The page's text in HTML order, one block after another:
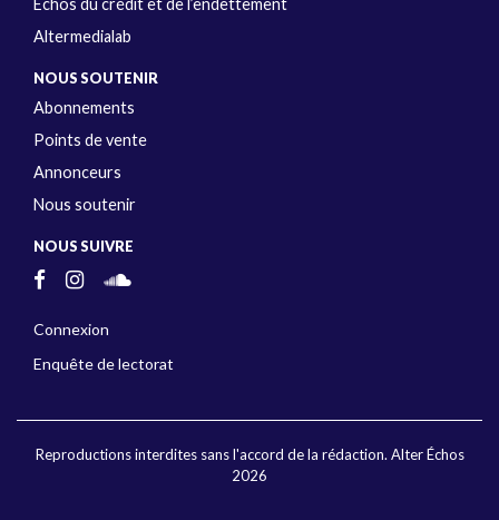
Échos du crédit et de l’endettement
Altermedialab
NOUS SOUTENIR
Abonnements
Points de vente
Annonceurs
Nous soutenir
NOUS SUIVRE
Connexion
Enquête de lectorat
Reproductions interdites sans l'accord de la rédaction. Alter Échos
2026